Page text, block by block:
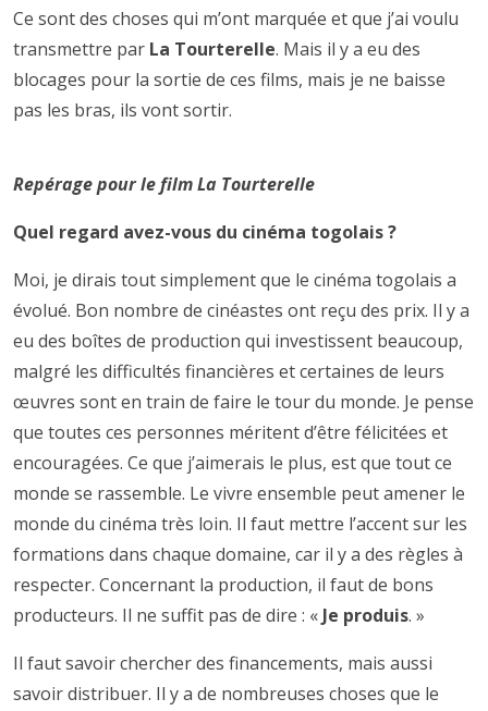
Ce sont des choses qui m’ont marquée et que j’ai voulu
transmettre par La Tourterelle. Mais il y a eu des
blocages pour la sortie de ces films, mais je ne baisse
pas les bras, ils vont sortir.
Repérage pour le film La Tourterelle
Quel regard avez-vous du cinéma togolais ?
Moi, je dirais tout simplement que le cinéma togolais a
évolué. Bon nombre de cinéastes ont reçu des prix. Il y a
eu des boîtes de production qui investissent beaucoup,
malgré les difficultés financières et certaines de leurs
œuvres sont en train de faire le tour du monde. Je pense
que toutes ces personnes méritent d’être félicitées et
encouragées. Ce que j’aimerais le plus, est que tout ce
monde se rassemble. Le vivre ensemble peut amener le
monde du cinéma très loin. Il faut mettre l’accent sur les
formations dans chaque domaine, car il y a des règles à
respecter. Concernant la production, il faut de bons
producteurs. Il ne suffit pas de dire : « Je produis. »
Il faut savoir chercher des financements, mais aussi
savoir distribuer. Il y a de nombreuses choses que le